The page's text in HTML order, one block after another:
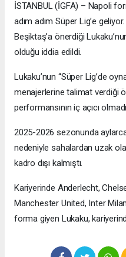
İSTANBUL (İGFA) – Napoli
adım adım Süper Lig’e
Beşiktaş’a önerdiği
olduğu iddia edildi.
Lukaku’nun “Süper Lig’de
menajerlerine talimat verdiği
performansının iç açıcı
2025-2026 sezonunda
nedeniyle sahalardan uzak
kadro dışı kalmıştı.
Kariyerinde Anderlecht,
Manchester United, Inter
forma giyen Lukaku,